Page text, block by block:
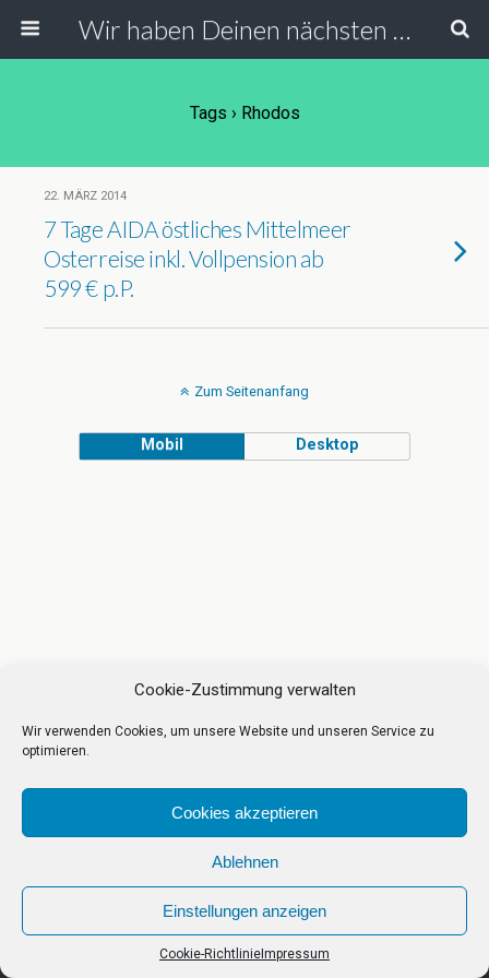
Cookie-Zustimmung verwalten
Wir verwenden Cookies, um unsere Website und unseren Service zu
optimieren.
Cookies akzeptieren
Ablehnen
Einstellungen anzeigen
Cookie-Richtlinie Impressum
Wir haben Deinen nächsten Urlaub
Tags › Rhodos
22. MÄRZ 2014
7 Tage AIDA östliches Mittelmeer
Osterreise inkl. Vollpension ab
599 € p.P.
Zum Seitenanfang
Mobil Desktop